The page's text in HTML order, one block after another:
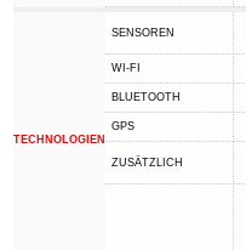
TECHNOLOGIEN
SENSOREN
WI-FI
BLUETOOTH
GPS
ZUSÄTZLICH